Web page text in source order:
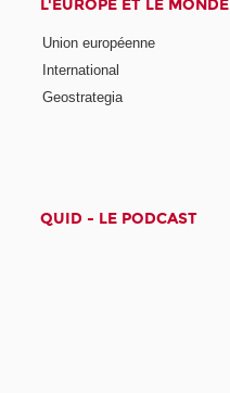
L'EUROPE ET LE MONDE
Union européenne
International
Geostrategia
QUID - LE PODCAST